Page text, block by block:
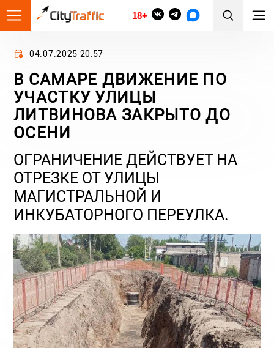
18+
04.07.2025 20:57
В САМАРЕ ДВИЖЕНИЕ ПО
УЧАСТКУ УЛИЦЫ
ЛИТВИНОВА ЗАКРЫТО ДО
ОСЕНИ
ОГРАНИЧЕНИЕ ДЕЙСТВУЕТ НА
ОТРЕЗКЕ ОТ УЛИЦЫ
МАГИСТРАЛЬНОЙ И
ИНКУБАТОРНОГО ПЕРЕУЛКА.